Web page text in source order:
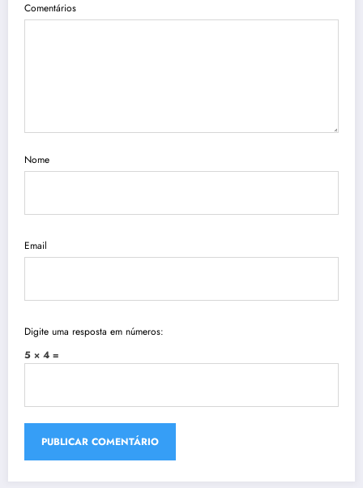
Comentários
Nome
Email
Digite uma resposta em números:
5 × 4 =